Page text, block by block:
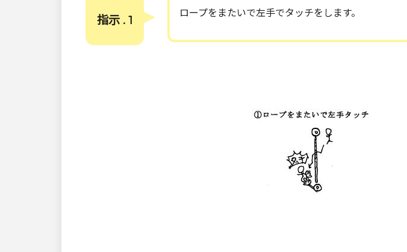
指示 . 1 ロープをまたいで左手でタッチをします。